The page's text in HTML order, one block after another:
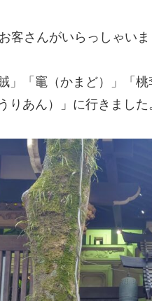
客さんがいらっしゃいま
」「竈（かまど）」「
りあん）」に行きました